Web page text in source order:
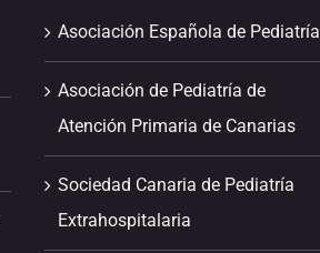
Asociación Española de Pediatría
Asociación de Pediatría de
Atención Primaria de Canarias
Sociedad Canaria de Pediatría
Extrahospitalaria